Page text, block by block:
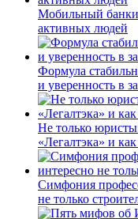
Мобильный
активных людей
Формула
и уверенность в
Не только
«Легалтэка» и
Симфония
не только